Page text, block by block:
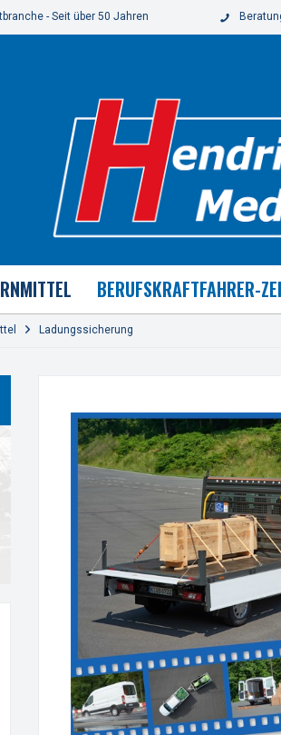
- Seit über 50 Jahren
BERUFSKRAFTFAHRER-
Ladungssicherung